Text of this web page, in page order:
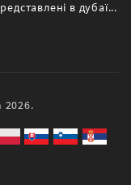
в дубаї...